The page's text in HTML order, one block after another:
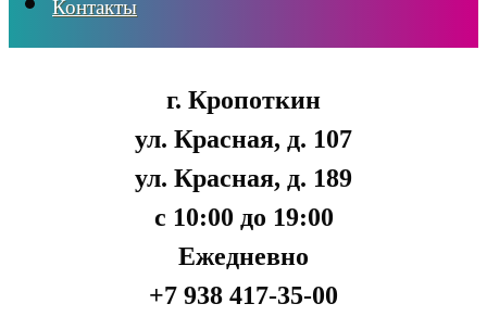
Контакты
г. Кропоткин
ул. Красная, д. 107
ул. Красная, д. 189
с 10:00 до 19:00
Ежедневно
+7 938 417-35-00